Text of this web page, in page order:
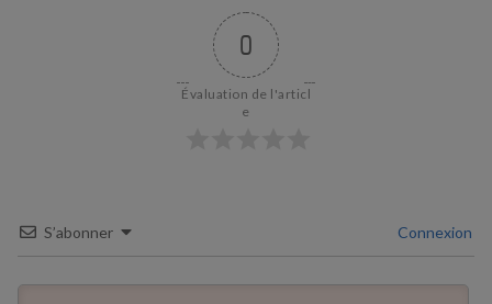
0
Évaluation de l'articl
e
S’abonner Connexion